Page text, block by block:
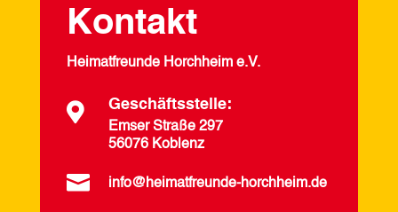
Kontakt
Heimatfreunde Horchheim e.V.
 Geschäftsstelle:
Emser Straße 297
56076 Koblenz
 info@heimatfreunde-horchheim.de